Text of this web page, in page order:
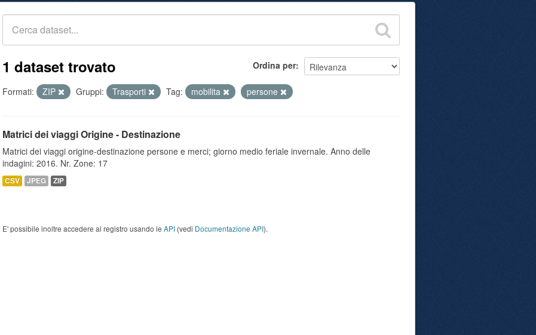
Ordina per
1 dataset trovato
Formati: ZIP Gruppi: Trasporti Tag: mobilita persone
Matrici dei viaggi Origine - Destinazione
Matrici dei viaggi origine-destinazione persone e merci; giorno medio feriale invernale. Anno delle
indagini: 2016. Nr. Zone: 17
CSV JPEG ZIP
E' possibile inoltre accedere al registro usando le API (vedi Documentazione API).